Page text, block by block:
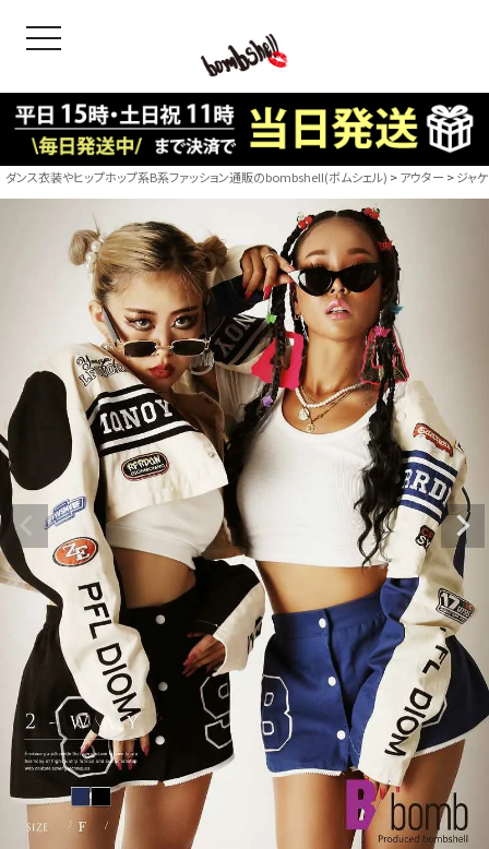
toggle navigation
＝ボムシェル】はダンス衣装専門ブランド。
衣装ならお任せ！オリジナル衣装やダンス衣装のトータル
ィネートのご提案。 ボムシェルならではの最新で斬新な
えをお届け。 撮影で使用してる小物や靴などダンサー必
ーデはイメージしやすく、全てボムシェルでご購入可能。
とは差別化出来るしっかりした衣装のご提案はダンサー
ージ映えを全力で応援してます。
商品一覧
CONTENTS
B/bomb
【B/bomb
「これど
好き女子
レッスン
シルエッ
ンなど、幅
ゃれ女子
PICKUP
ダンス衣装やヒップホップ系B系ファッション通販のbombshell(ボムシェル) アウター ジャ